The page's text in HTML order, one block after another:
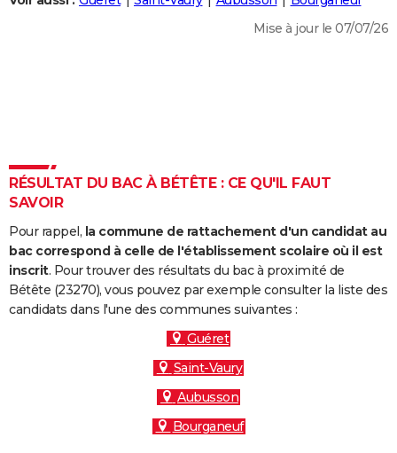
DICTIONNAIRE
Dictionnaire
Biographies
Citations
Expressions
Proverbes
PROGRAMME TV
COPAINS D'AVANT
S'inscrire
Se connecter
Lycées
Collèges
Primaires
Universités
Entreprises
Service militaire
Avis de recherche
AVIS DE DÉCÈS
FORUM
Mise à jour le 07/07/26
RÉSULTAT DU BAC À BÉTÊTE : CE QU'IL FAUT
SAVOIR
Pour rappel, la commune de rattachement d'un candidat au
bac correspond à celle de l'établissement scolaire où il est
inscrit. Pour trouver des résultats du bac à proximité de
Bétête (23270), vous pouvez par exemple consulter la liste des
candidats dans l'une des communes suivantes :
Guéret
Saint-Vaury
Aubusson
Bourganeuf